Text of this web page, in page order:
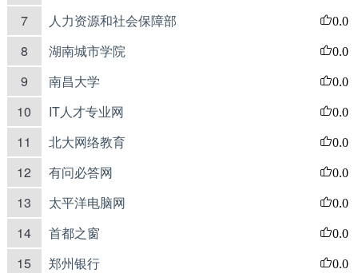
7 人力资源和社会保障部 0.0
8 湖南城市学院 0.0
9 南昌大学 0.0
10 IT人才专业网 0.0
11 北大网络教育 0.0
12 有问必答网 0.0
13 太平洋电脑网 0.0
14 首都之窗 0.0
15 郑州银行 0.0